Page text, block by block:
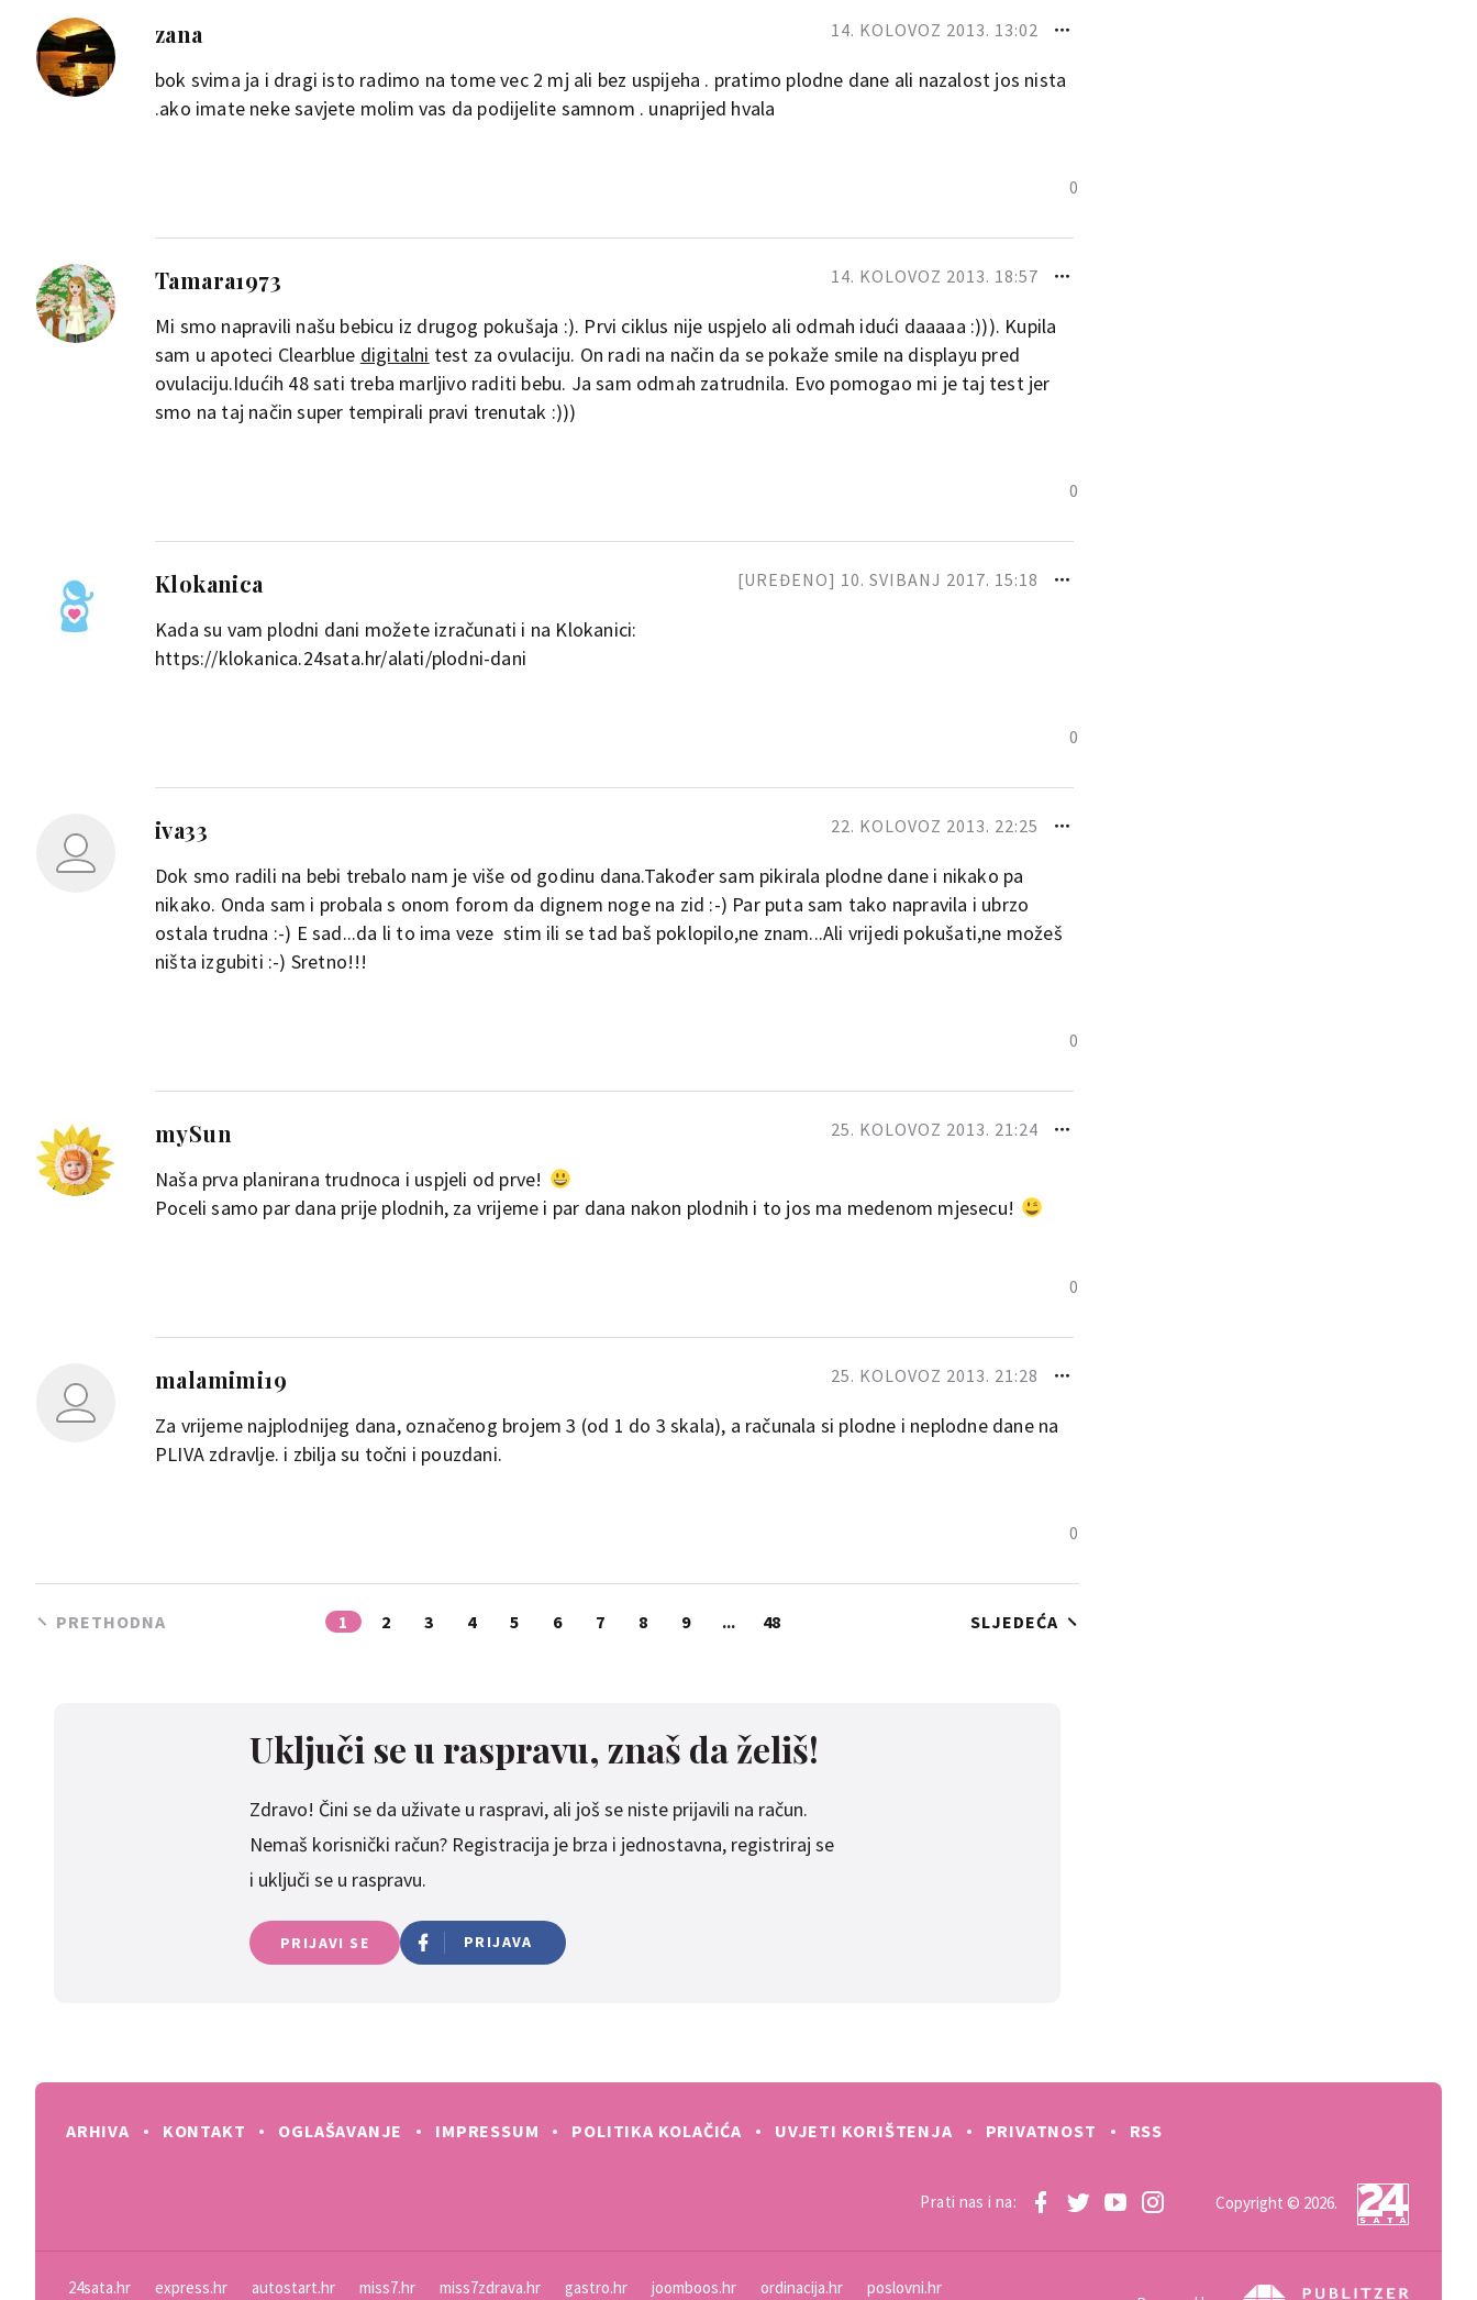
zana 14. KOLOVOZ 2013. 13:02
bok svima ja i dragi isto radimo na tome vec 2 mj ali bez uspijeha . pratimo plodne dane ali nazalost jos nista
.ako imate neke savjete molim vas da podijelite samnom . unaprijed hvala
0
Tamara1973 14. KOLOVOZ 2013. 18:57
Mi smo napravili našu bebicu iz drugog pokušaja :). Prvi ciklus nije uspjelo ali odmah idući daaaaa :))). Kupila
sam u apoteci Clearblue digitalni test za ovulaciju. On radi na način da se pokaže smile na displayu pred
ovulaciju.Idućih 48 sati treba marljivo raditi bebu. Ja sam odmah zatrudnila. Evo pomogao mi je taj test jer
smo na taj način super tempirali pravi trenutak :)))
0
Klokanica [UREĐENO] 10. SVIBANJ 2017. 15:18
Kada su vam plodni dani možete izračunati i na Klokanici:
https://klokanica.24sata.hr/alati/plodni-dani
0
iva33 22. KOLOVOZ 2013. 22:25
Dok smo radili na bebi trebalo nam je više od godinu dana.Također sam pikirala plodne dane i nikako pa
nikako. Onda sam i probala s onom forom da dignem noge na zid :-) Par puta sam tako napravila i ubrzo
ostala trudna :-) E sad...da li to ima veze stim ili se tad baš poklopilo,ne znam...Ali vrijedi pokušati,ne možeš
ništa izgubiti :-) Sretno!!!
0
mySun 25. KOLOVOZ 2013. 21:24
Naša prva planirana trudnoca i uspjeli od prve!
Poceli samo par dana prije plodnih, za vrijeme i par dana nakon plodnih i to jos ma medenom mjesecu!
0
malamimi19 25. KOLOVOZ 2013. 21:28
Za vrijeme najplodnijeg dana, označenog brojem 3 (od 1 do 3 skala), a računala si plodne i neplodne dane na
PLIVA zdravlje. i zbilja su točni i pouzdani.
0
PRETHODNA 1 2 3 4 5 6 7 8 9 ... 48 SLJEDEĆA
Uključi se u raspravu, znaš da želiš!
Zdravo! Čini se da uživate u raspravi, ali još se niste prijavili na račun.
Nemaš korisnički račun? Registracija je brza i jednostavna, registriraj se
i uključi se u raspravu.
PRIJAVI SE PRIJAVA
ARHIVA KONTAKT OGLAŠAVANJE IMPRESSUM POLITIKA KOLAČIĆA UVJETI KORIŠTENJA PRIVATNOST RSS
Prati nas i na: Copyright © 2026.
24sata.hr express.hr autostart.hr miss7.hr miss7zdrava.hr gastro.hr joomboos.hr ordinacija.hr poslovni.hr